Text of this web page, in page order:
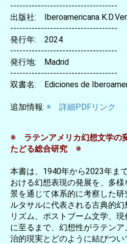
-----------------------------------
出版社: Iberoamericana
-----------------------------------
発行年: 2024
-----------------------------------
発行地: Madrid
-----------------------------------
双書名: Ediciones de
追加情報: ※ 詳細PDFリンク
※ ラテンアメリカ幻想文学の
たどる総合研究 ※
本書は、1940年から2023年ま
おける幻想表現の発展を、多
景を通じて体系的に考察した
ルタサルに代表される古典的
リズム、ポストブーム文学、
に至るまで、幻想性がラテン
治的現実とどのように結びつ